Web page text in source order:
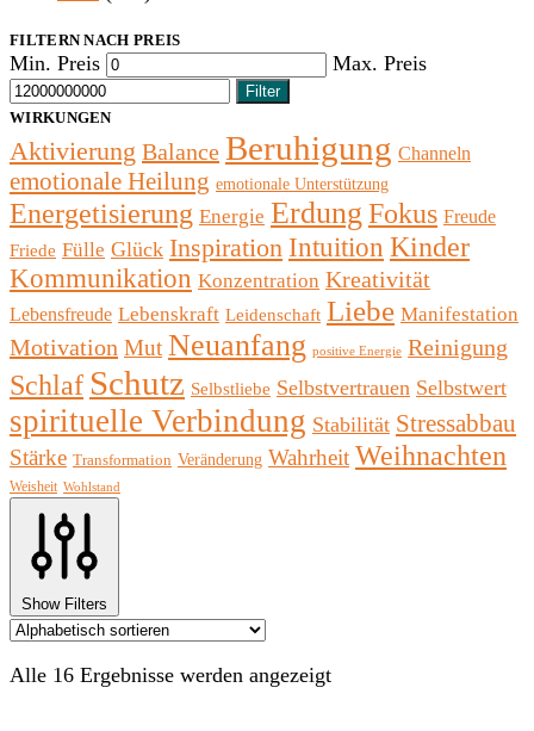
FILTERN NACH PREIS
Min. Preis Max. Preis
Filter
WIRKUNGEN
Aktivierung Balance Beruhigung Channeln
emotionale Heilung emotionale Unterstützung
Energetisierung Energie Erdung Fokus Freude
Friede Fülle Glück Inspiration Intuition Kinder
Kommunikation Konzentration Kreativität
Lebensfreude Lebenskraft Leidenschaft Liebe Manifestation
Motivation Mut Neuanfang positive Energie Reinigung
Schlaf Schutz Selbstliebe Selbstvertrauen Selbstwert
spirituelle Verbindung Stabilität Stressabbau
Stärke Transformation Veränderung Wahrheit Weihnachten
Weisheit Wohlstand
Show Filters
Alle 16 Ergebnisse werden angezeigt